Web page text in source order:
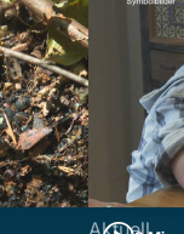
Aktuell